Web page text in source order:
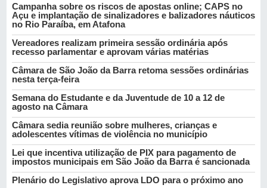
Campanha sobre os riscos de apostas online; CAPS no
Açu e implantação de sinalizadores e balizadores náuticos
no Rio Paraíba, em Atafona
Vereadores realizam primeira sessão ordinária após
recesso parlamentar e aprovam várias matérias
Câmara de São João da Barra retoma sessões ordinárias
nesta terça-feira
Semana do Estudante e da Juventude de 10 a 12 de
agosto na Câmara
Câmara sedia reunião sobre mulheres, crianças e
adolescentes vítimas de violência no município
Lei que incentiva utilização de PIX para pagamento de
impostos municipais em São João da Barra é sancionada
Plenário do Legislativo aprova LDO para o próximo ano